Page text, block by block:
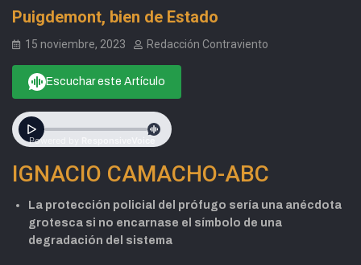
Puigdemont, bien de Estado
15 noviembre, 2023 Redacción Contraviento
Escuchar este Artículo
IGNACIO CAMACHO-ABC
La protección policial del prófugo sería una anécdota
grotesca si no encarnase el símbolo de una
degradación del sistema